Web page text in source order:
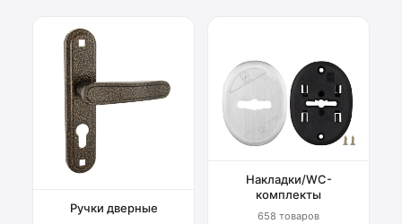
Ручки дверные
Накладки/WC-
комплекты
658 товаров